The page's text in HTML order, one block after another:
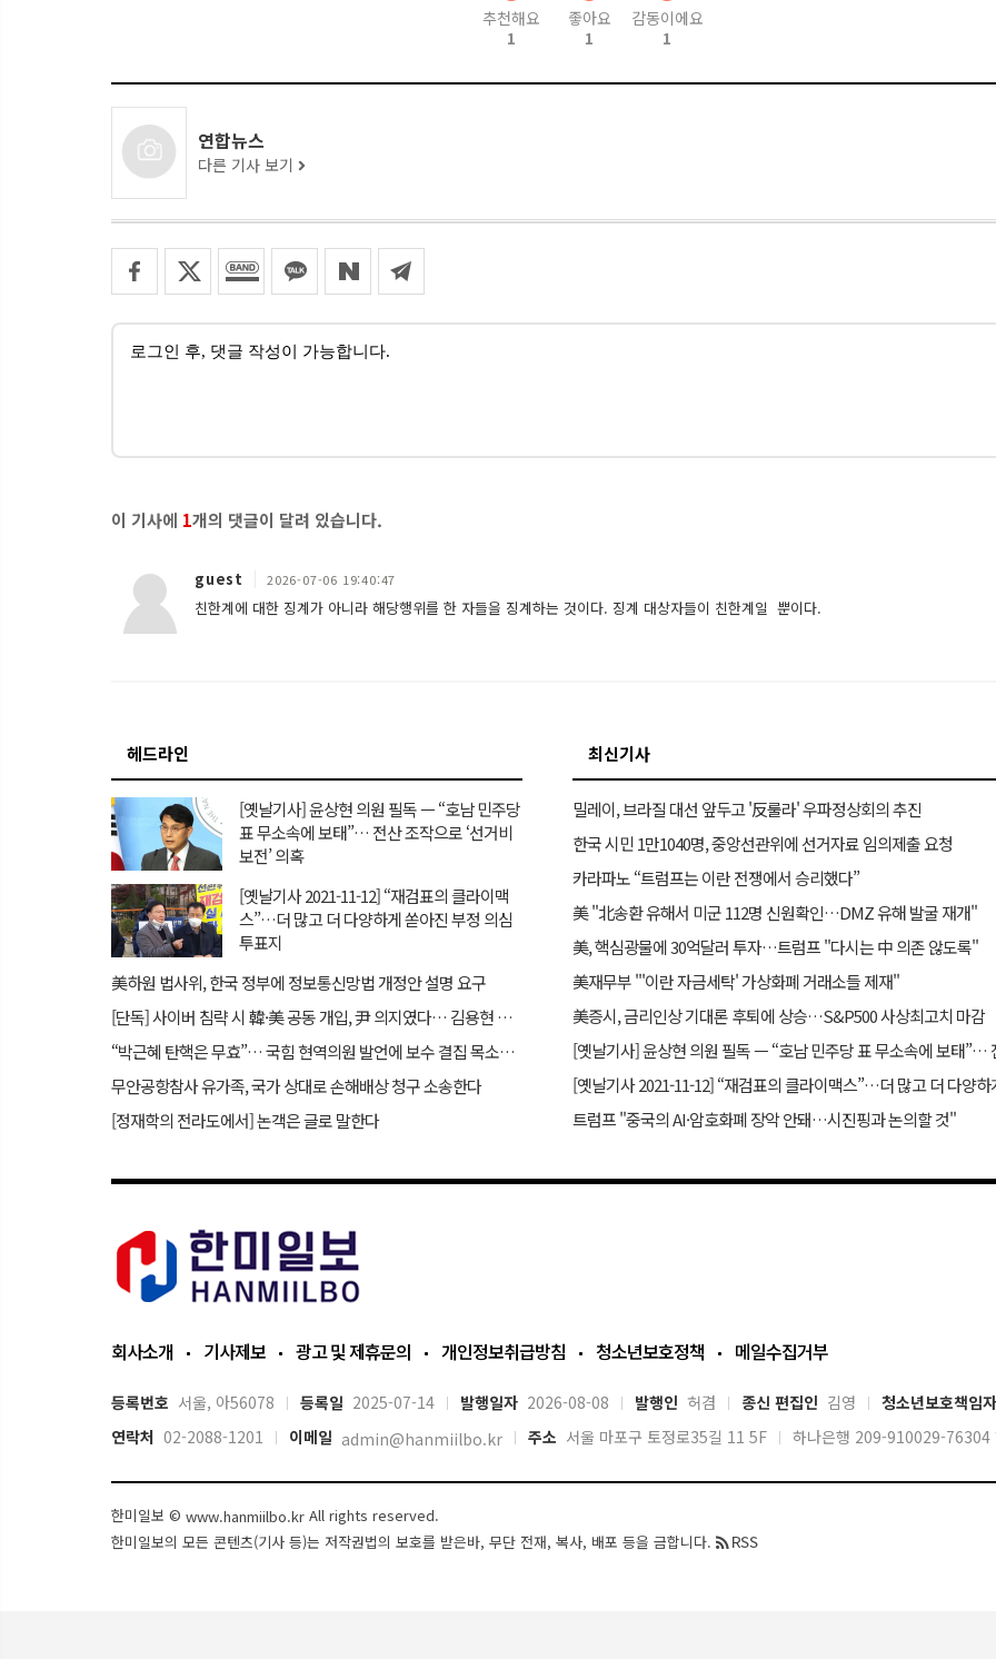
추천해요
1
좋아요
1
감동이에요
1
연합뉴스
다른 기사 보기
이 기사에 1개의 댓글이 달려 있습니다.
guest 2026-07-06 19:40:47
친한계에 대한 징계가 아니라 해당행위를 한 자들을 징계하는 것이다. 징계 대상자들이 친한계일 뿐이다.
헤드라인
[옛날기사] 윤상현 의원 필독 ㅡ “호남 민주당
표 무소속에 보태”… 전산 조작으로 ‘선거비
보전’ 의혹
[옛날기사 2021-11-12] “재검표의 클라이맥
스”…더 많고 더 다양하게 쏟아진 부정 의심
투표지
美하원 법사위, 한국 정부에 정보통신망법 개정안 설명 요구
[단독] 사이버 침략 시 韓·美 공동 개입, 尹 의지였다… 김용현 장관 옥중 서신서 밝혀
“박근혜 탄핵은 무효”… 국힘 현역의원 발언에 보수 결집 목소리 고조
무안공항참사 유가족, 국가 상대로 손해배상 청구 소송한다
[정재학의 전라도에서] 논객은 글로 말한다
최신기사
밀레이, 브라질 대선 앞두고 '反룰라' 우파정상회의 추진
한국 시민 1만1040명, 중앙선관위에 선거자료 임의제출 요청
카라파노 “트럼프는 이란 전쟁에서 승리했다”
美 "北송환 유해서 미군 112명 신원확인…DMZ 유해 발굴 재개"
美, 핵심광물에 30억달러 투자…트럼프 "다시는 中 의존 않도록"
美재무부 "'이란 자금세탁' 가상화폐 거래소들 제재"
美증시, 금리인상 기대론 후퇴에 상승…S&P500 사상최고치 마감
트럼프 "중국의 AI·암호화폐 장악 안돼…시진핑과 논의할 것"
회사소개 기사제보 광고 및 제휴문의 개인정보취급방침 청소년보호정책 메일수집거부
등록번호 서울, 아56078 등록일 2025-07-14 발행일자 2026-08-08 발행인 허겸 종신 편집인 김영
청소년보호책임자
연락처 02-2088-1201 이메일 admin@hanmiilbo.kr 주소 서울 마포구 토정로35길 11 5F 하나은행 209-910029-76304
한미일보 © www.hanmiilbo.kr All rights reserved.
한미일보의 모든 콘텐츠(기사 등)는 저작권법의 보호를 받은바, 무단 전재, 복사, 배포 등을 금합니다.